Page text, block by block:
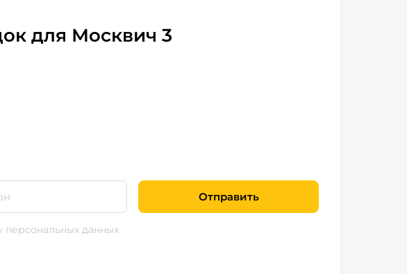
для Москвич 3
Отправить
персональных данных